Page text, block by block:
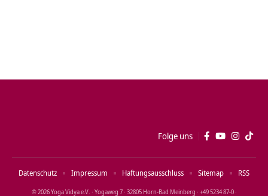
Folge uns
© 2026 Yoga Vidya e.V. · Yogaweg 7 · 32805 Horn‑Bad Meinberg · +49 5234 87‑0 ·
Datenschutz Impressum Haftungsausschluss Sitemap RSS